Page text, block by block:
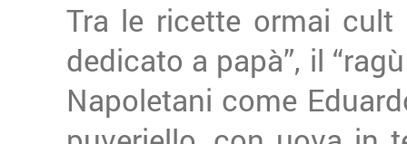
Tra le ricette ormai
dedicato a papà”, il
Napoletani come